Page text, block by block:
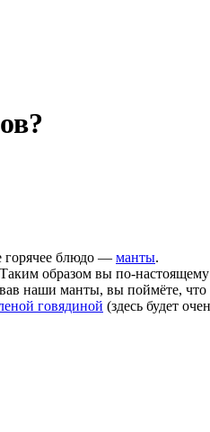
горячее блюдо — манты.
образом вы по-
наши манты, вы поймёте, что
говядиной (здесь будет